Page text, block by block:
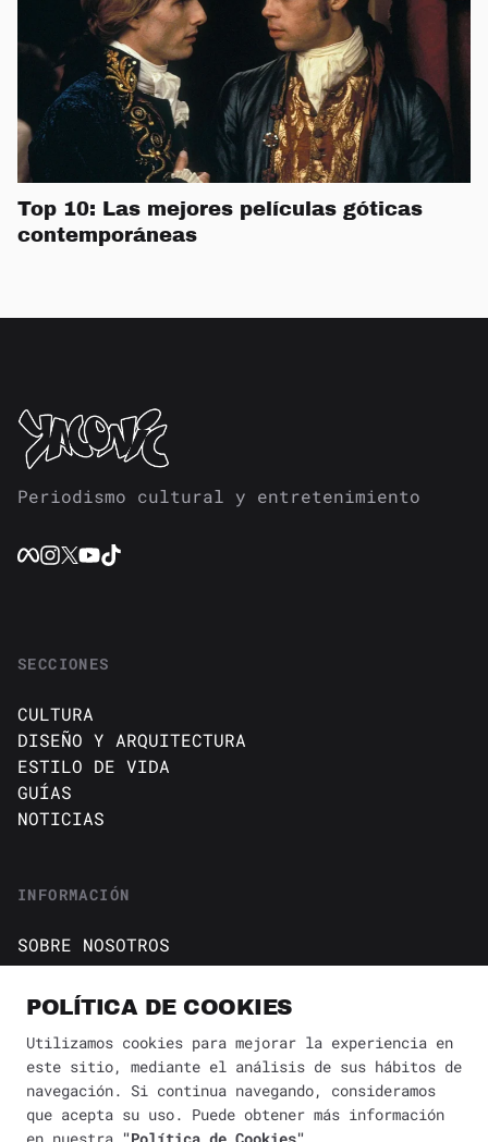
Top 10: Las mejores películas góticas
contemporáneas
Periodismo cultural y entretenimiento
SECCIONES
CULTURA
DISEÑO Y ARQUITECTURA
ESTILO DE VIDA
GUÍAS
NOTICIAS
INFORMACIÓN
SOBRE NOSOTROS
CONTACTO
Política de cookies
AVISO DE PRIVACIDAD
✕
BÚSQUEDA
POLÍTICA DE COOKIES
Utilizamos cookies para mejorar la experiencia en
este sitio, mediante el análisis de sus hábitos de
navegación. Si continua navegando, consideramos
que acepta su uso. Puede obtener más información